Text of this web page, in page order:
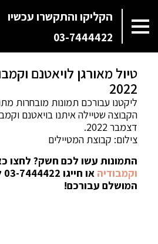
הקליקו והתקשרו עכשיו
03-7444422
טיול מאורגן לויאטנם
2022
ליקטנו עבורכם תמונות מובחרות
הקבוצה שטיילה איתנו בויאטנם
דצמבר 2022.
צילום: קבוצת המטיילים
התמונות עשו לכם חשק? לחצו
וקמבודיה
המושלם עבורכם!